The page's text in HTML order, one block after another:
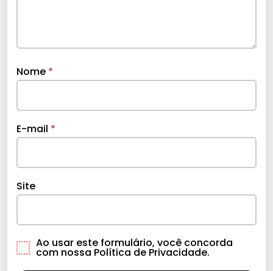
Nome *
E-mail *
Site
Ao usar este formulário, você concorda
com nossa Política de Privacidade.